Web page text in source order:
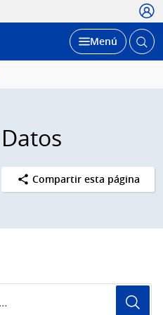
Desplegar
Menú Abrir
Compartir esta página